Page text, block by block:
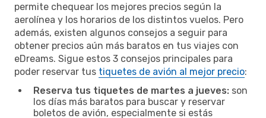
permite chequear los mejores precios según la
aerolínea y los horarios de los distintos vuelos. Pero
además, existen algunos consejos a seguir para
obtener precios aún más baratos en tus viajes con
eDreams. Sigue estos 3 consejos principales para
poder reservar tus tiquetes de avión al mejor precio:
Reserva tus tiquetes de martes a jueves: son
los días más baratos para buscar y reservar
boletos de avión, especialmente si estás